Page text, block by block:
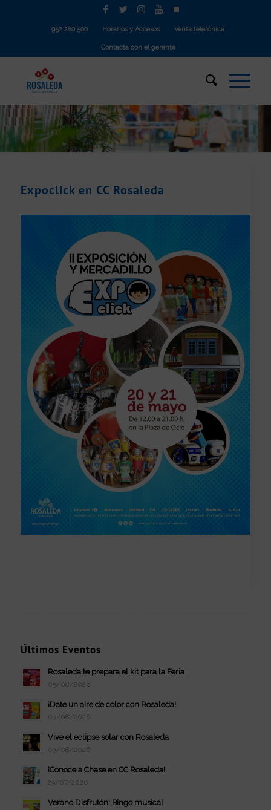
952 280 500 Horarios y Accesos Venta telefónica
Contacta con el gerente
Expoclick en CC Rosaleda
Últimos Eventos
Rosaleda te prepara el kit para la Feria
05/08/2026
¡Date un aire de color con Rosaleda!
03/08/2026
Vive el eclipse solar con Rosaleda
03/08/2026
¡Conoce a Chase en CC Rosaleda!
29/07/2026
Verano Disfrutón: Bingo musical